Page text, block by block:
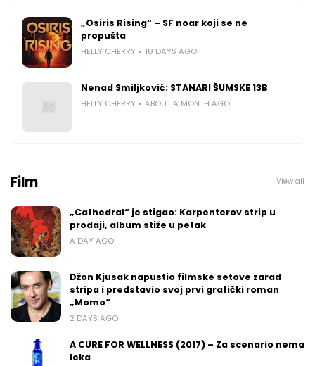
„Osiris Rising“ – SF noar koji se ne
propušta
HELLY CHERRY 18 DAYS AGO
Nenad Smiljković: STANARI ŠUMSKE 13B
HELLY CHERRY ABOUT A MONTH AGO
Film View all
„Cathedral“ je stigao: Karpenterov strip u
prodaji, album stiže u petak
A DAY AGO
Džon Kjusak napustio filmske setove zarad
stripa i predstavio svoj prvi grafički roman
„Momo“
2 DAYS AGO
A CURE FOR WELLNESS (2017) – Za scenario nema
leka